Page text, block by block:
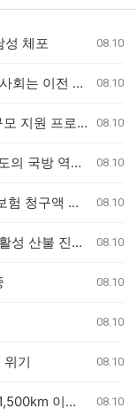
성 체포 08.10
뉴펀들랜드 해산물 공장 화재 9개월, 지역 사회는 이전 가능성 우려 08.10
캐나다 철강 운송 비용 절반 지원…1천억 규모 지원 프로그램 발표 08.10
캐나다 최고 군사령관, 뉴펀들랜드 래브라도의 국방 역할 강조 08.10
캐나다, 올 여름 극심한 날씨로 사상 최대 보험 청구액 기록 08.10
캐나다 북서부 온타리오 산불 현황: 112개 활성 산불 진화 중 08.10
08.10
08.10
기 08.10
옐로나이프 영화관 폐쇄 후 에드먼턴까지 1,500km 이동하는 영화 팬들 08.10